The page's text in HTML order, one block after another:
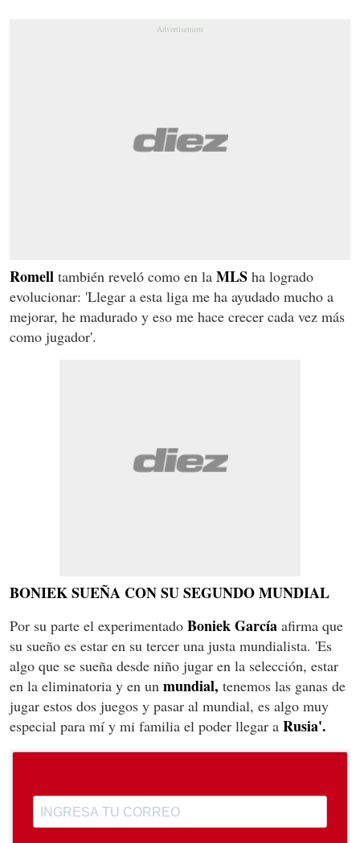
Romell también reveló como en la MLS ha logrado
evolucionar: 'Llegar a esta liga me ha ayudado mucho a
mejorar, he madurado y eso me hace crecer cada vez más
como jugador'.
BONIEK SUEÑA CON SU SEGUNDO MUNDIAL
Por su parte el experimentado Boniek García afirma que
su sueño es estar en su tercer una justa mundialista. 'Es
algo que se sueña desde niño jugar en la selección, estar
en la eliminatoria y en un mundial, tenemos las ganas de
jugar estos dos juegos y pasar al mundial, es algo muy
especial para mí y mi familia el poder llegar a Rusia'.